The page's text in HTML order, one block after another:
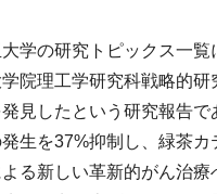
学の研究トピックス一
院理工学研究科戦略的
見したという研究報告
生を37%抑制し、緑茶
る新しい革新的がん治